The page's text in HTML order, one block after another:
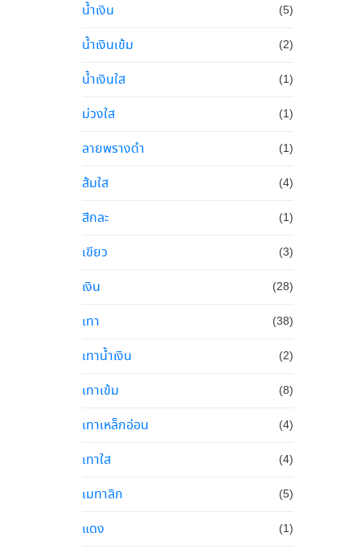
น้ำเงิน (5)
น้ำเงินเข้ม (2)
น้ำเงินใส (1)
ม่วงใส (1)
ลายพรางดำ (1)
ส้มใส (4)
สีกละ (1)
เขียว (3)
เงิน (28)
เทา (38)
เทาน้ำเงิน (2)
เทาเข้ม (8)
เทาเหล็กอ่อน (4)
เทาใส (4)
เมทาลิก (5)
แดง (1)